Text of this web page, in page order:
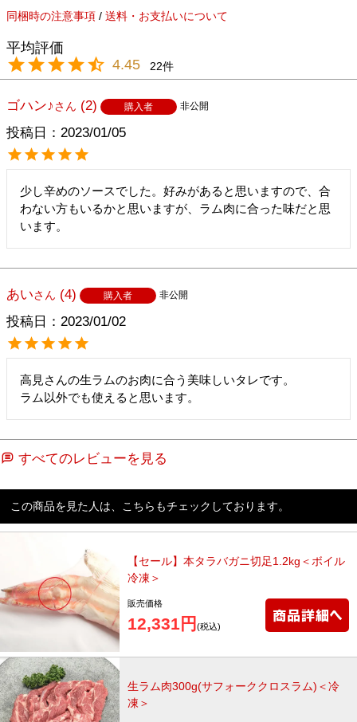
同梱時の注意事項 / 送料・お支払いについて
4.45 22
ゴハン♪ 2 購入者 非公開
投稿日 2023/01/05
少し辛めのソースでした。好みがあると思いますので、合
わない方もいるかと思いますが、ラム肉に合った味だと思
います。
あい 4 購入者 非公開
投稿日 2023/01/02
高見さんの生ラムのお肉に合う美味しいタレです。
ラム以外でも使えると思います。
すべてのレビューを見る
この商品を見た人は、こちらもチェックしております。
【セール】本タラバガニ切足1.2kg＜ボイル
冷凍＞
販売価格
12,331円 (税込)
生ラム肉300g(サフォーククロスラム)＜冷
凍＞